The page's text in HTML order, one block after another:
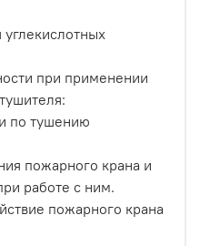
при применении
по тушению
пожарного крана и
работе с ним.
пожарного крана